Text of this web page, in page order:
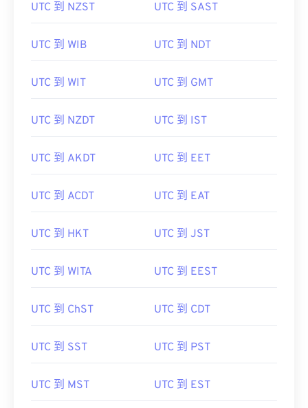
UTC 到 NZST UTC 到 SAST
UTC 到 WIB UTC 到 NDT
UTC 到 WIT UTC 到 GMT
UTC 到 NZDT UTC 到 IST
UTC 到 AKDT UTC 到 EET
UTC 到 ACDT UTC 到 EAT
UTC 到 HKT UTC 到 JST
UTC 到 WITA UTC 到 EEST
UTC 到 ChST UTC 到 CDT
UTC 到 SST UTC 到 PST
UTC 到 MST UTC 到 EST